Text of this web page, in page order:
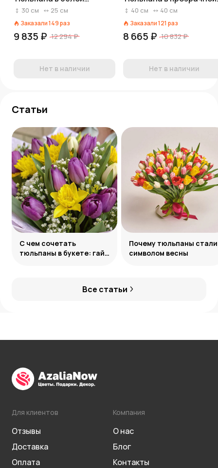
коробке, Россия
30 см 25 см
Заказали149раз
9 835 ₽ 12 294 ₽
Нет в наличии
пленке с лентой
40 см 40 см
Заказали121 раз
8 665 ₽ 10 832 ₽
Нет в наличии
Статьи
Все статьи
С чем сочетать
тюльпаны в букете: гайд
Почему тюльпаны стали
символом весны
Для клиентов
Отзывы
Доставка
Оплата
Компания
О нас
Блог
Контакты